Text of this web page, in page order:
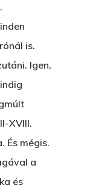
is.
Igen,
XVIII.
És mégis.
a
és